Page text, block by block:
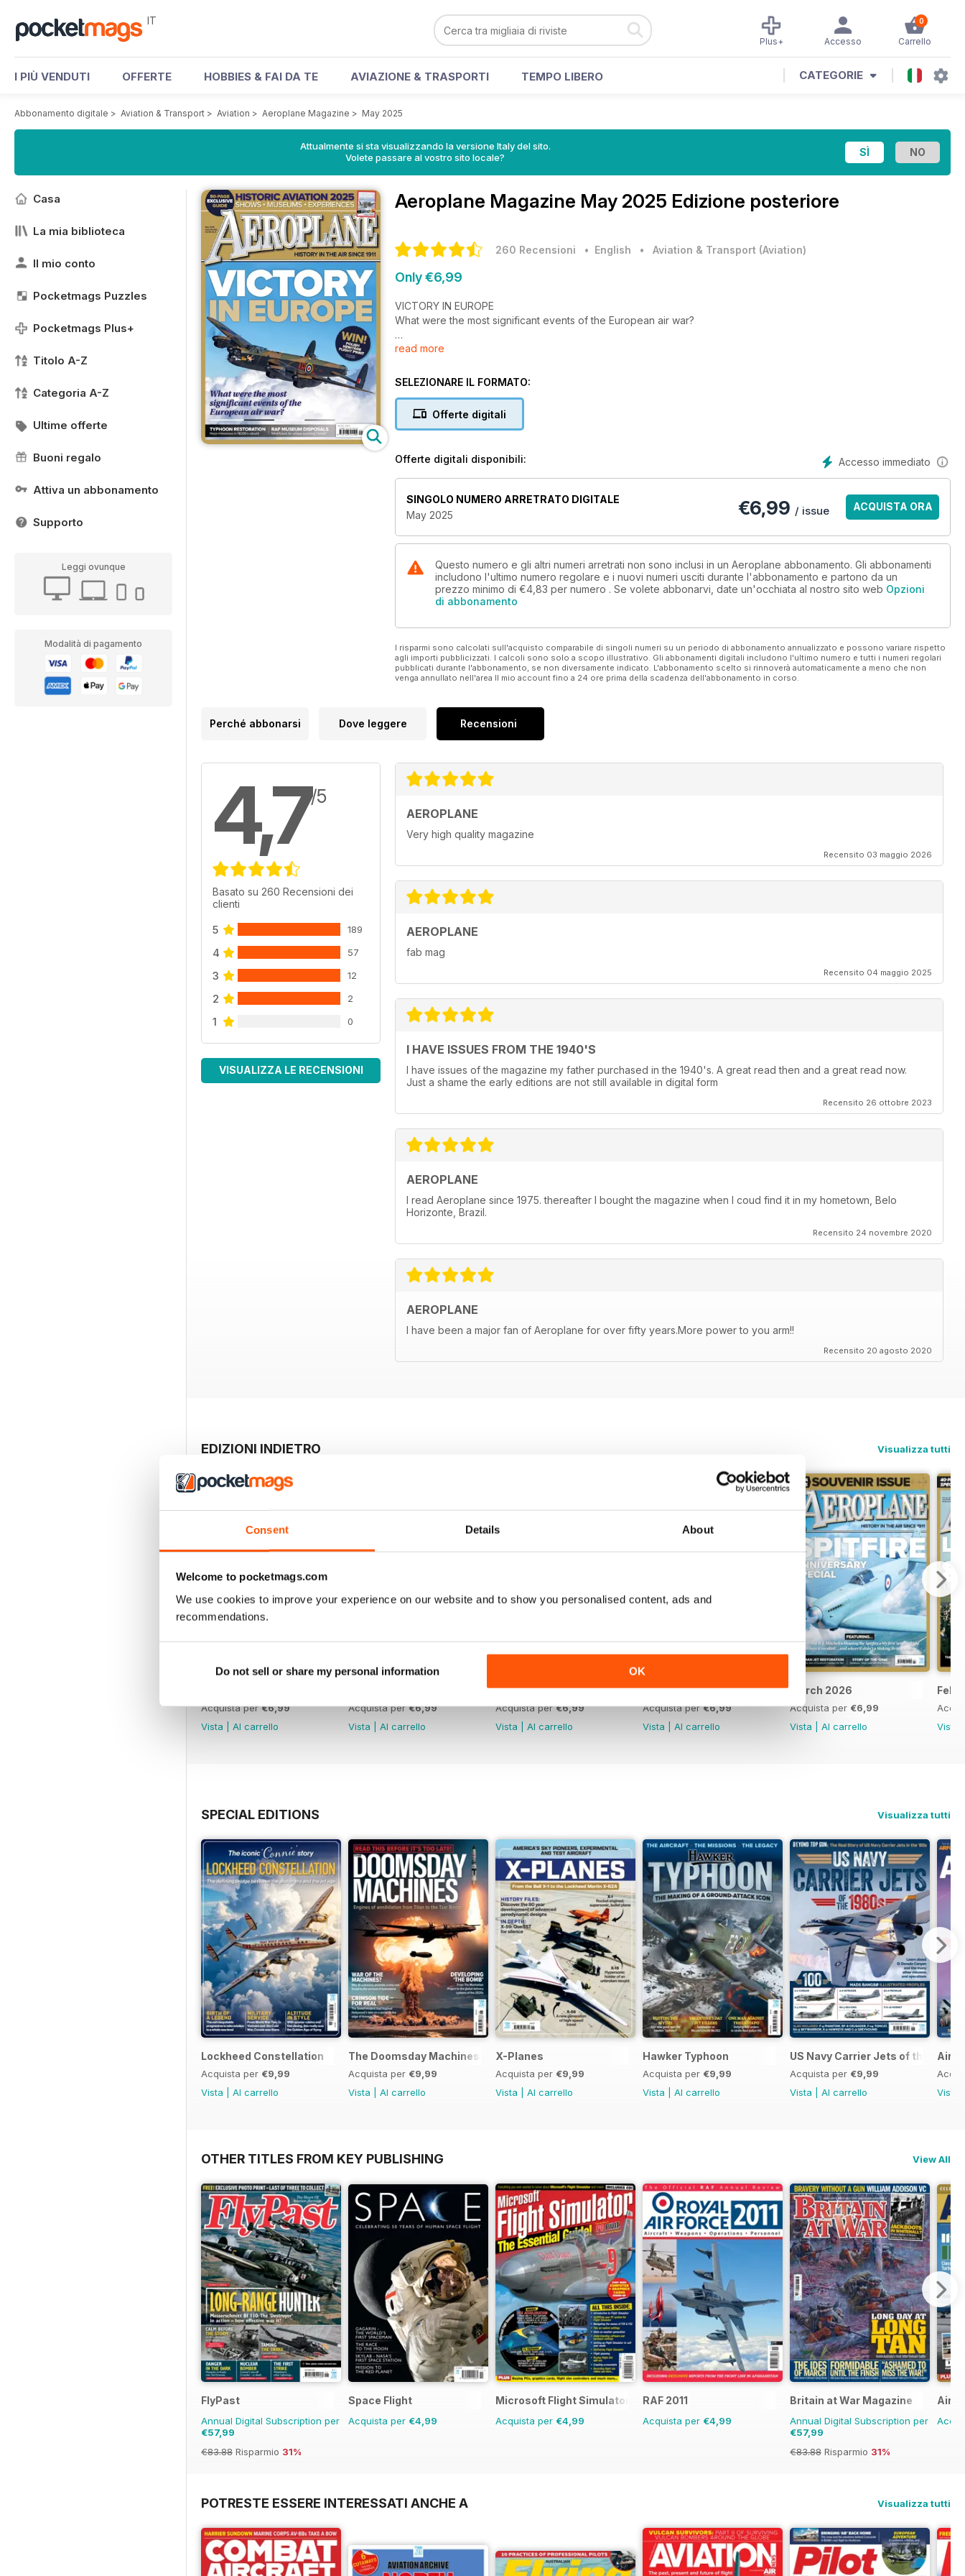
Consent Details About
Welcome to pocketmags.com
We use cookies to improve your experience on our website and to show you personalised content, ads and
recommendations.
Do not sell or share my personal information OK
IT 0
Carrello
Accesso
Plus+
I PIÙ VENDUTI OFFERTE HOBBIES & FAI DA TE AVIAZIONE & TRASPORTI TEMPO LIBERO CATEGORIE
Abbonamento digitale > Aviation & Transport > Aviation > Aeroplane Magazine > May 2025
Attualmente si sta visualizzando la versione Italy del sito.
Volete passare al vostro sito locale?
Casa
La mia biblioteca
Il mio conto
Pocketmags Puzzles
Pocketmags Plus+
Titolo A-Z
Categoria A-Z
Ultime offerte
Buoni regalo
Attiva un abbonamento
Supporto
Leggi ovunque
Modalità di pagamento
Aeroplane Magazine May 2025 Edizione posteriore
260 Recensioni • English • Aviation & Transport (Aviation)
Only €6,99
VICTORY IN EUROPE
What were the most significant events of the European air war?
HISTORIC AVIATION 2025
Major milestones in RB396’s rebuild
COMPETITION
Your chance to win a Polish Heritage Flight print
read more
SELEZIONARE IL FORMATO:
Offerte digitali
Accesso immediato
Offerte digitali disponibili:
SINGOLO NUMERO ARRETRATO DIGITALE
May 2025
€6,99 / issue ACQUISTA ORA
Questo numero e gli altri numeri arretrati non sono inclusi in un Aeroplane abbonamento. Gli abbonamenti
includono l'ultimo numero regolare e i nuovi numeri usciti durante l'abbonamento e partono da un
prezzo minimo di €4,83 per numero . Se volete abbonarvi, date un'occhiata al nostro sito web Opzioni
di abbonamento
I risparmi sono calcolati sull'acquisto comparabile di singoli numeri su un periodo di abbonamento annualizzato e possono variare rispetto
agli importi pubblicizzati. I calcoli sono solo a scopo illustrativo. Gli abbonamenti digitali includono l'ultimo numero e tutti i numeri regolari
pubblicati durante l'abbonamento, se non diversamente indicato. L'abbonamento scelto si rinnoverà automaticamente a meno che non
venga annullato nell'area Il mio account fino a 24 ore prima della scadenza dell'abbonamento in corso.
Perché abbonarsi Dove leggere Recensioni
4,7/5
Basato su 260 Recensioni dei
clienti
5 189
4 57
3 12
2 2
1 0
VISUALIZZA LE RECENSIONI
AEROPLANE
Very high quality magazine
Recensito 03 maggio 2026
AEROPLANE
fab mag
Recensito 04 maggio 2025
I HAVE ISSUES FROM THE 1940'S
I have issues of the magazine my father purchased in the 1940's. A great read then and a great read now.
Just a shame the early editions are not still available in digital form
Recensito 26 ottobre 2023
AEROPLANE
I read Aeroplane since 1975. thereafter I bought the magazine when I coud find it in my hometown, Belo
Horizonte, Brazil.
Recensito 24 novembre 2020
AEROPLANE
I have been a major fan of Aeroplane for over fifty years.More power to you arm!!
Recensito 20 agosto 2020
EDIZIONI INDIETRO Visualizza tutti
Acquista per€6,99
Vista
Al carrello
Acquista per€6,99
Vista
Al carrello
May 2026
Acquista per€6,99
Vista
Al carrello
April 2026
Acquista per€6,99
Vista
Al carrello
March 2026
Acquista per €6,99
Vista
Al carrello
Vista
SPECIAL EDITIONS Visualizza tutti
Lockheed Constellation
Acquista per €9,99
Vista
Al carrello
The Doomsday Machines
Acquista per €9,99
Vista
Al carrello
X-Planes
Acquista per €9,99
Vista
Al carrello
Hawker Typhoon
Acquista per €9,99
Vista
Al carrello
US Navy Carrier Jets of the 1980s
Acquista per €9,99
Vista
Al carrello
Vista
OTHER TITLES FROM KEY PUBLISHING View All
FlyPast
Annual Digital Subscription per
€57,99
€83.88 Risparmio 31%
Space Flight
Acquista per €4,99
Microsoft Flight Simulator 1
Acquista per €4,99
RAF 2011
Acquista per €4,99
Britain at War Magazine
Annual Digital Subscription per
€57,99
€83.88 Risparmio 31%
POTRESTE ESSERE INTERESSATI ANCHE A Visualizza tutti